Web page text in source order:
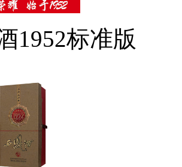
1952标准版